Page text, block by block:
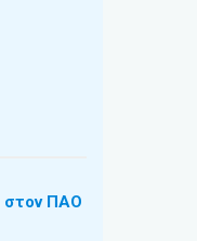
στον ΠΑΟ